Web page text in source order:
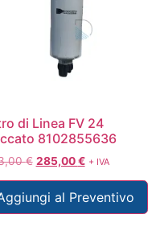
di Linea FV 24
8102855636
€ 285,00€ + IVA
al Preventivo